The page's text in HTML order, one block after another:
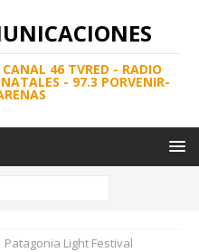
46 TVRED - RADIO
- 97.3 PORVENIR-
Patagonia Light Festival